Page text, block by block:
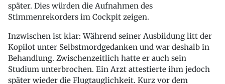
später. Dies würden die Aufnahmen des
Stimmenrekorders im Cockpit zeigen.
Inzwischen ist klar: Während seiner Ausbildung litt der
Kopilot unter Selbstmordgedanken und war deshalb in
Behandlung. Zwischenzeitlich hatte er auch sein
Studium unterbrochen. Ein Arzt attestierte ihm jedoch
später wieder die Flugtauglichkeit. Kurz vor dem